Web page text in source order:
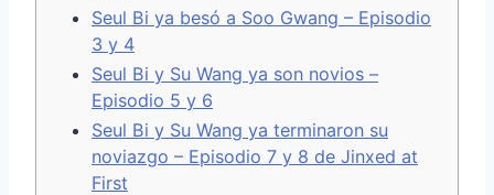
Seul Bi ya besó a Soo Gwang – Episodio
3 y 4
Seul Bi y Su Wang ya son novios –
Episodio 5 y 6
Seul Bi y Su Wang ya terminaron su
noviazgo – Episodio 7 y 8 de Jinxed at
First